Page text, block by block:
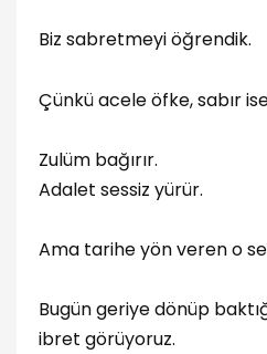
Biz sabretmeyi öğrendik.
Çünkü acele öfke, sabır
Zulüm bağırır.
Adalet sessiz yürür.
Ama tarihe yön veren o
Bugün geriye dönüp
ibret görüyoruz.